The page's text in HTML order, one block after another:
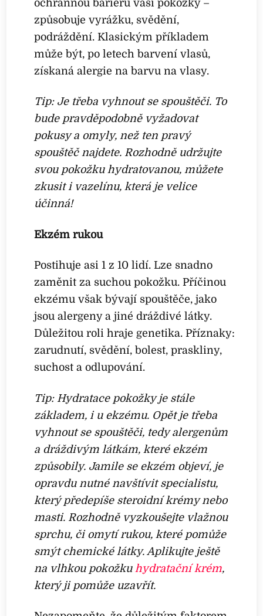
ochrannou bariéru vaší pokožky –
způsobuje vyrážku, svědění,
podráždění. Klasickým příkladem
může být, po letech barvení vlasů,
získaná alergie na barvu na vlasy.
Tip: Je třeba vyhnout se spouštěči. To
bude pravděpodobně vyžadovat
pokusy a omyly, než ten pravý
spouštěč najdete. Rozhodně udržujte
svou pokožku hydratovanou, můžete
zkusit i vazelínu, která je velice
účinná!
Ekzém rukou
Postihuje asi 1 z 10 lidí. Lze snadno
zaměnit za suchou pokožku. Příčinou
ekzému však bývají spouštěče, jako
jsou alergeny a jiné dráždivé látky.
Důležitou roli hraje genetika. Příznaky:
zarudnutí, svědění, bolest, praskliny,
suchost a odlupování.
Tip: Hydratace pokožky je stále
základem, i u ekzému. Opět je třeba
vyhnout se spouštěči, tedy alergenům
a dráždivým látkám, které ekzém
způsobily. Jamile se ekzém objeví, je
opravdu nutné navštívit specialistu,
který předepíše steroidní krémy nebo
masti. Rozhodně vyzkoušejte vlažnou
sprchu, či omytí rukou, které pomůže
smýt chemické látky. Aplikujte ještě
na vlhkou pokožku hydratační krém,
který ji pomůže uzavřít.